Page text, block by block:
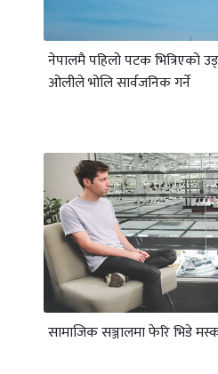
नेपालमै पहिलो पटक भित्रिएको
ओलीले भोलि सार्वजनिक गर्ने
सामाजिक सञ्जालमा फेरि भिडे